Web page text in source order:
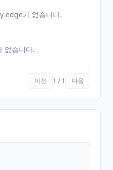
edge가 없습니다.
없습니다.
이전 1 / 1 다음